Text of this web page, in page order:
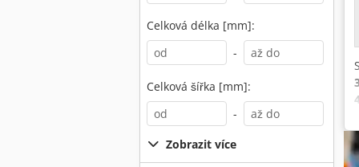
Celková délka [mm]:
-
Celková šířka [mm]:
-
Zobrazit více